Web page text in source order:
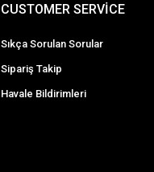
CUSTOMER SERVİCE
Sıkça Sorulan Sorular
Sipariş Takip
Havale Bildirimleri